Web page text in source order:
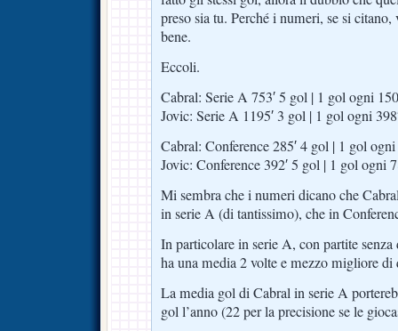
preso sia tu. Perché i numeri, se si
bene.
Eccoli.
Cabral: Serie A 753′ 5 gol | 1 gol ogni
Jovic: Serie A 1195′ 3 gol | 1 gol ogni
Cabral: Conference 285′ 4 gol | 1 gol ogni
Jovic: Conference 392′ 5 gol | 1 gol ogni
Mi sembra che i numeri dicano che
in serie A (di tantissimo), che in
In particolare in serie A, con partite
ha una media 2 volte e mezzo migliore di
La media gol di Cabral in serie A
gol l’anno (22 per la precisione se le